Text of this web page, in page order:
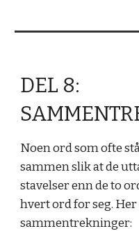
DEL 8:
Noen ord som ofte
sammen slik at de
stavelser enn de to
hvert ord for seg.
sammentrekninger: